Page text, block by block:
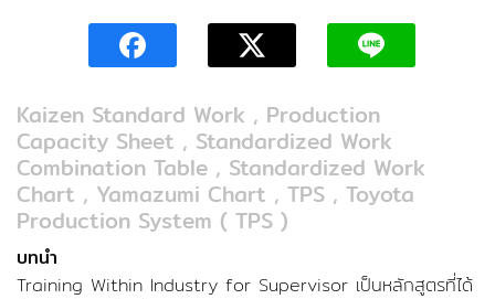
Kaizen Standard Work , Production
Capacity Sheet , Standardized Work
Combination Table , Standardized Work
Chart , Yamazumi Chart , TPS , Toyota
Production System ( TPS )
บทนำ
Training Within Industry for Supervisor เป็นหลักสูตรที่ได้